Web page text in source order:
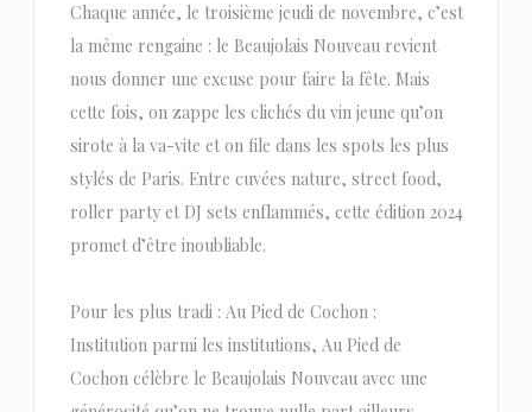
Chaque année, le troisième jeudi de novembre, c’est
la même rengaine : le Beaujolais Nouveau revient
nous donner une excuse pour faire la fête. Mais
cette fois, on zappe les clichés du vin jeune qu’on
sirote à la va-vite et on file dans les spots les plus
stylés de Paris. Entre cuvées nature, street food,
roller party et DJ sets enflammés, cette édition 2024
promet d’être inoubliable.
Pour les plus tradi : Au Pied de Cochon :
Institution parmi les institutions, Au Pied de
Cochon célèbre le Beaujolais Nouveau avec une